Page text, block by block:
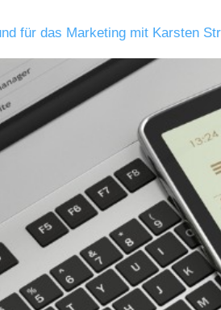
für das Marketing mit Karsten